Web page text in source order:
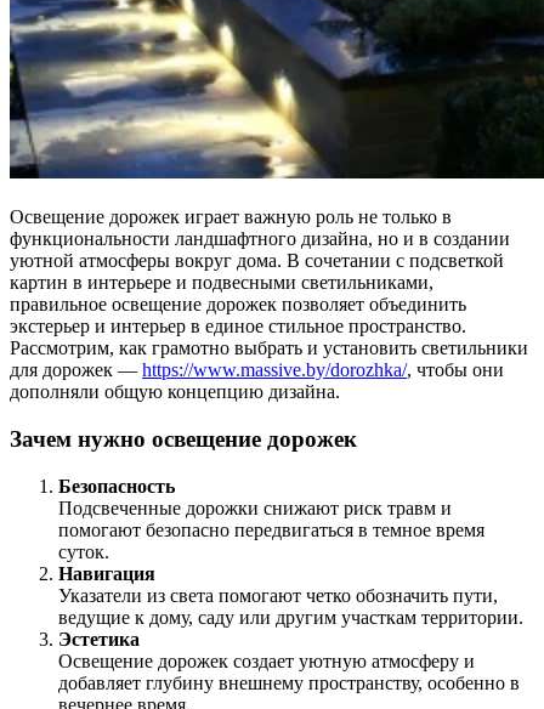
Освещение дорожек играет важную роль не только в
функциональности ландшафтного дизайна, но и в создании
уютной атмосферы вокруг дома. В сочетании с подсветкой
картин в интерьере и подвесными светильниками,
правильное освещение дорожек позволяет объединить
экстерьер и интерьер в единое стильное пространство.
Рассмотрим, как грамотно выбрать и установить светильники
для дорожек — https://www.massive.by/dorozhka/, чтобы они
дополняли общую концепцию дизайна.
Зачем нужно освещение дорожек
Безопасность
Подсвеченные дорожки снижают риск травм и
помогают безопасно передвигаться в темное время
суток.
Навигация
Указатели из света помогают четко обозначить пути,
ведущие к дому, саду или другим участкам территории.
Эстетика
Освещение дорожек создает уютную атмосферу и
добавляет глубину внешнему пространству, особенно в
вечернее время.